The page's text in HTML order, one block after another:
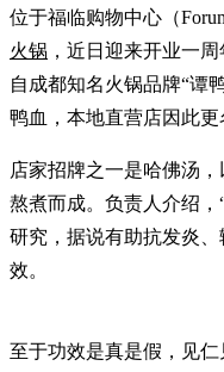
位于福临购物中心（
火锅 ，近日迎来开业一
自成都知名火锅品牌“谭
鸭血，本地直营店因此
店家招牌之一是哈佛汤
熬煮而成。负责人介绍
研究，据说有助抗发炎
效。
至于功效是真是假，见